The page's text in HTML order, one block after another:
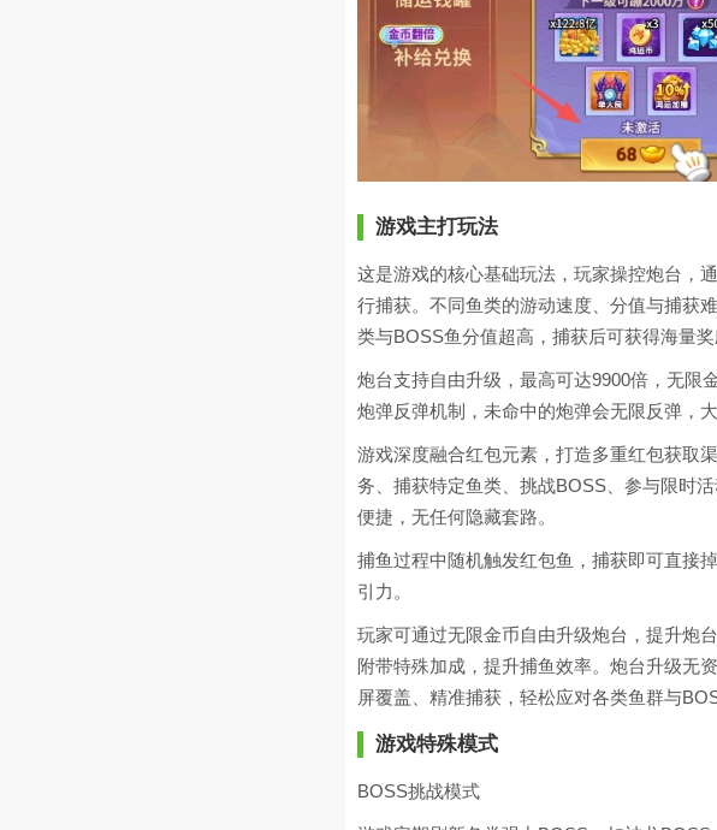
游戏主打玩法
这是游戏的核心基础玩法，玩家操控炮台，
行捕获。不同鱼类的游动速度、分值与捕获
类与BOSS鱼分值超高，捕获后可获得海量奖
炮台支持自由升级，最高可达9900倍，无限
炮弹反弹机制，未命中的炮弹会无限反弹，
游戏深度融合红包元素，打造多重红包获取
务、捕获特定鱼类、挑战BOSS、参与限时
便捷，无任何隐藏套路。
捕鱼过程中随机触发红包鱼，捕获即可直接
引力。
玩家可通过无限金币自由升级炮台，提升炮
附带特殊加成，提升捕鱼效率。炮台升级无
屏覆盖、精准捕获，轻松应对各类鱼群与
游戏特殊模式
BOSS挑战模式